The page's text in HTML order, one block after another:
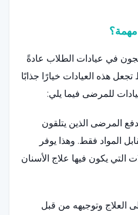
في عيادات الطلاب عادةً
هذه العيادات خيارًا جذابًا
للمرضى فيما يلي:
المرضى الذين يتلقون
المواد فقط. وهذا يوفر
التي يكون فيها علاج الأسنان
العلاج وتوجيهه من قبل